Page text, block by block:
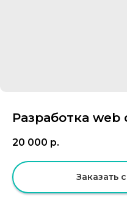
Разработка web
20 000 р.
Заказать